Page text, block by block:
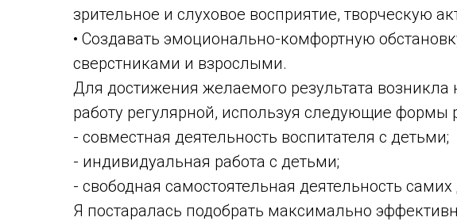
зрительное и слуховое восприятие, творческую
• Создавать эмоционально-комфортную
сверстниками и взрослыми.
Для достижения желаемого результата возникла
работу регулярной, используя следующие формы
- совместная деятельность воспитателя с детьми;
- индивидуальная работа с детьми;
- свободная самостоятельная деятельность самих
Я постаралась подобрать максимально